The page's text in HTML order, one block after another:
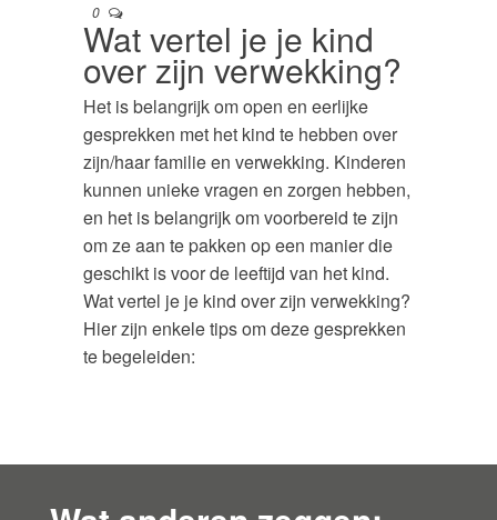
0
Wat vertel je je kind
over zijn verwekking?
Het is belangrijk om open en eerlijke
gesprekken met het kind te hebben over
zijn/haar familie en verwekking. Kinderen
kunnen unieke vragen en zorgen hebben,
en het is belangrijk om voorbereid te zijn
om ze aan te pakken op een manier die
geschikt is voor de leeftijd van het kind.
Wat vertel je je kind over zijn verwekking?
Hier zijn enkele tips om deze gesprekken
te begeleiden: